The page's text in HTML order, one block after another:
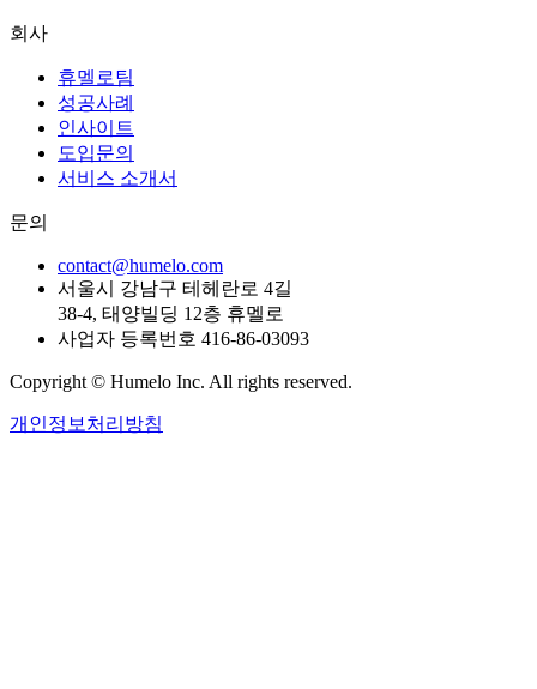
회사
휴멜로팀
성공사례
인사이트
도입문의
서비스 소개서
문의
contact@humelo.com
서울시 강남구 테헤란로 4길
38-4, 태양빌딩 12층 휴멜로
사업자 등록번호 416-86-03093
Copyright © Humelo Inc. All rights reserved.
개인정보처리방침